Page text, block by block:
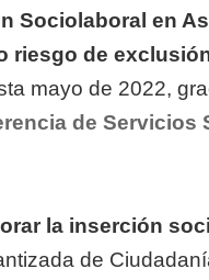
Sociolaboral en
riesgo de
mayo de 2022,
de Servicios
la inserción
de